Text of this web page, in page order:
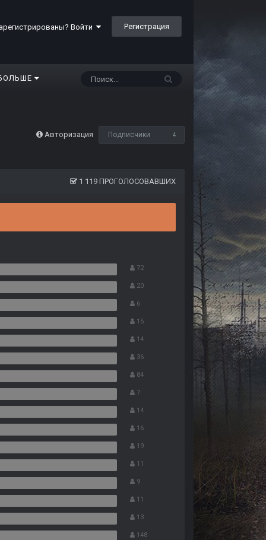
Войти Регистрация
Авторизация Подписчики 4
1 119 ПРОГОЛОСОВАВШИХ
72
20
6
15
14
36
84
7
14
16
19
11
9
11
13
148